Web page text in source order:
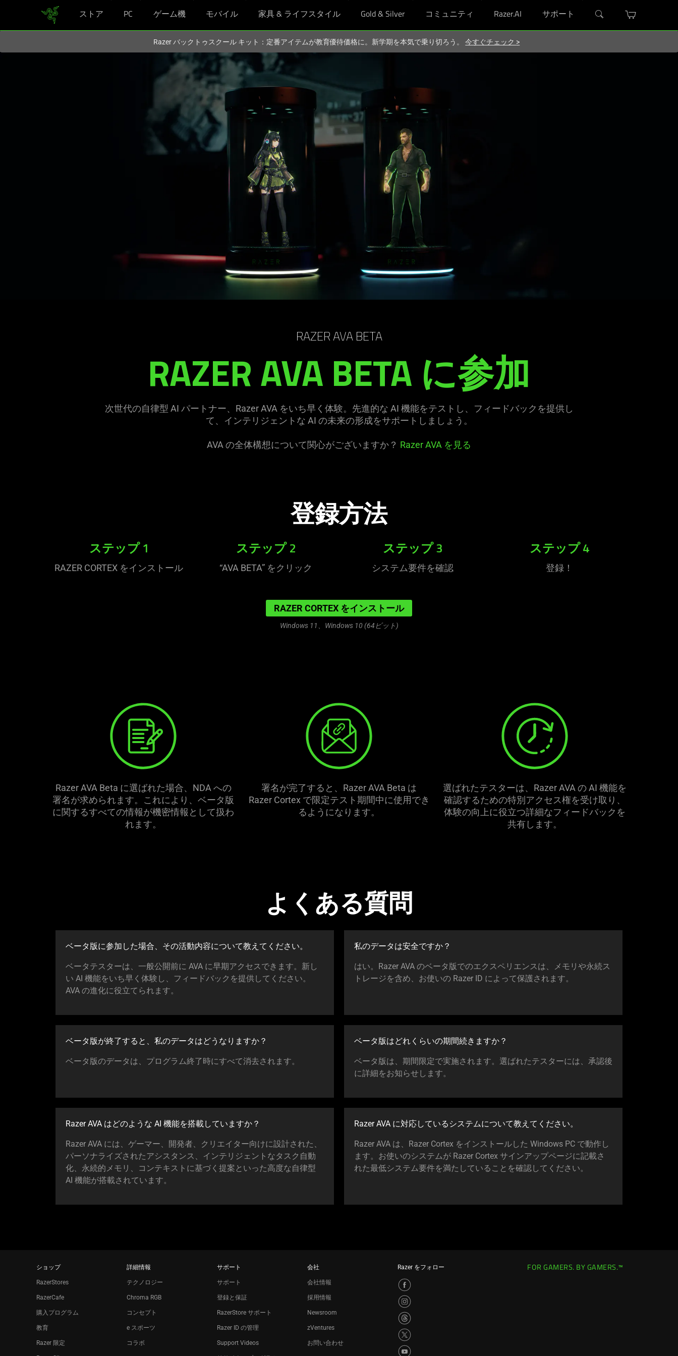
ストア PC ゲーム機 モバイル 家具 & ライフスタイル Gold & Silver コミュニティ Razer.AI サポート
Razer バックトゥスクール キット：定番アイテムが教育優待価格に。新学期を本気で乗り切ろう。今すぐチェック >
RAZER AVA BETA
RAZER AVA BETA に参加
次世代の自律型 AI パートナー、Razer AVA をいち早く体験。先進的な AI 機能をテストし、フィードバックを提供し
て、インテリジェントな AI の未来の形成をサポートしまし ょう 。
AVA の全体構想について関心がございますか？ Razer AVA を 見る
登録方法
ステップ 1
RAZER CORTEX をインストール
ステップ 2
“AVA BETA” をクリック
ステップ 3
システム要件を確認
ステップ 4
登録！
RAZER CORTEX をインストール
Windows 11、Windows 10 (64ビット)
Razer AVA Beta に選ばれた場合、NDA への
署名が求められます。これにより、ベータ版
に関するすべての情報が機密情報として扱わ
れます。
署名が完了すると、Razer AVA Beta は
Razer Cortex で限定テスト期間中に使用でき
るようになり ます。
選ばれたテスターは、Razer AVA の AI 機能を
確認するための特別アクセス権を受け取り、
体験の向上に役立つ詳細なフィードバックを
共有し ます。
よくある質問
ベータ版に参加した場合、その活動内容について教えてください。
ベータテスターは、一般公開前に AVA に早期アクセスできます。新し
い AI 機能をいち早く体験し、フィードバックを提供してください。
AVA の進化に役立てられます。
私のデータは安全ですか ？
はい。Razer AVA のベータ版でのエクスペリエンスは、メモリや永続ス
トレージを含め、お使いの Razer ID によって保護されます。
ベータ版が終了すると、私のデータはどうなりま すか ？
ベータ版のデータは、プログラム終了時にすべて消去されます。
ベータ版はどれくらいの期間続きま すか ？
ベータ版は、期間限定で実施されます。選ばれたテスターには、承認後
に詳細をお知らせし ます。
Razer AVA はどのような AI 機能を搭載していま すか ？
Razer AVA には、ゲーマー、開発者、クリエイター向けに設計された、
パーソナライズされたアシスタンス、インテリジェントなタスク自動
化、永続的メモリ、コンテキストに基づく提案といった高度な自律型
AI 機能が搭載されてい ます。
Razer AVA に対応しているシステムについて教えてください。
Razer AVA は、Razer Cortex をインストールした Windows PC で動作し
ます。お使いのシステムが Razer Cortex サインアップページに記載さ
れた最低システム要件を満たしていることを確認してください。
ショップ
RazerStores
RazerCafe
購入プログラム
教育
Razer 限定
詳細情報
テクノロジー
Chroma RGB
コンセプト
e スポーツ
コラボ
サポート
サポート
登録と保証
RazerStore サポート
Razer ID の管理
Support Videos
会社
会社情報
採用情報
Newsroom
zVentures
お問い合わせ
Razer をフォロー FOR GAMERS. BY GAMERS.™